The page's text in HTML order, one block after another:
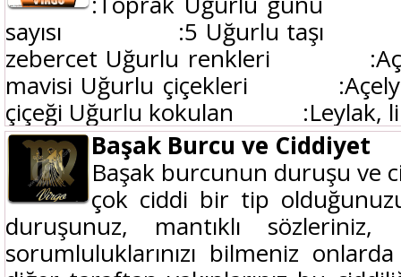
sayısı :5 Uğurlu taşı
zebercet Uğurlu renkleri :Açık
mavisi Uğurlu çiçekleri :Açelya,
çiçeği Uğurlu kokulan :Leylak,
Başak Burcu ve Ciddiyet
Başak burcunun duruşu ve
çok ciddi bir tip
duruşunuz, mantıklı sözleriniz,
sorumluluklarınızı bilmeniz